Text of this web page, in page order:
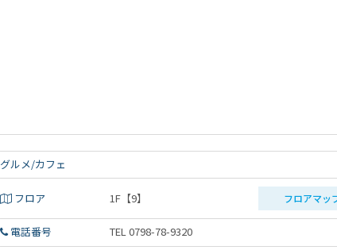
グルメ/カフェ
フロア 1F【9】 フロアマッ
電話番号
TEL 0798-78-9320